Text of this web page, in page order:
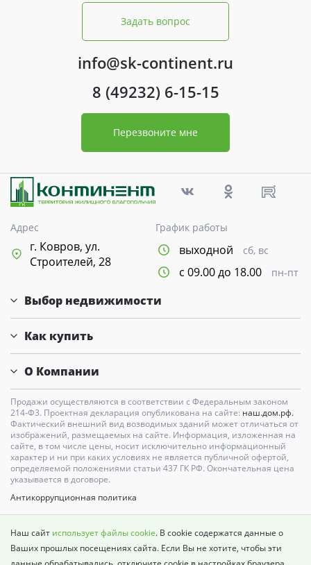
Задать вопрос
info@sk-continent.ru
8 (49232) 6-15-15
Перезвоните мне
Адрес
г. Ковров, ул.
Строителей, 28
График работы
выходной сб, вс
с 09.00 до 18.00 пн-пт
Выбор недвижимости
Как купить
О Компании
Продажи осуществляются в соответствии с Федеральным законом
214-Ф3. Проектная декларация опубликована на сайте: наш.дом.рф.
Фактический внешний вид возводимых зданий может отличаться от
изображений, размещаемых на сайте. Информация, изложенная на
сайте, в том числе цены, носит исключительно информационный
характер и ни при каких условиях не является публичной офертой,
определяемой положениями статьи 437 ГК РФ. Окончательная цена
указывается в договоре.
Антикоррупционная политика
Политика о недопущении дискриминации
Наш сайт использует файлы cookie. В cookie содержатся данные о
Ваших прошлых посещениях сайта. Если Вы не хотите, чтобы эти